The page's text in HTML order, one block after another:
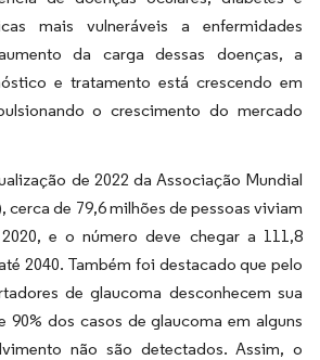
mais vulneráveis a enfermidades
da carga dessas doenças, a
e tratamento está crescendo em
o crescimento do mercado
de 2022 da Associação Mundial
cerca de 79,6 milhões de pessoas viviam
e o número deve chegar a 111,8
2040. Também foi destacado que pelo
de glaucoma desconhecem sua
90% dos casos de glaucoma em alguns
não são detectados. Assim, o